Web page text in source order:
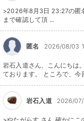
>2026年8月3日 23:27の匿
まで確認して頂 ...
匿名 2026/08/03
岩石入道さん、こんにちは
ております。 ところで、今
岩石入道 2026/